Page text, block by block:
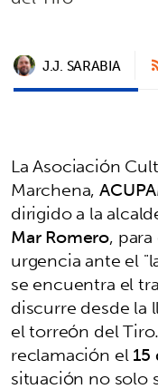
J.J. SARABIA
La Asociación
Marchena,
dirigido a la
Mar Romero,
urgencia ante el
se encuentra el
discurre desde la
el torreón del
reclamación el
situación no solo